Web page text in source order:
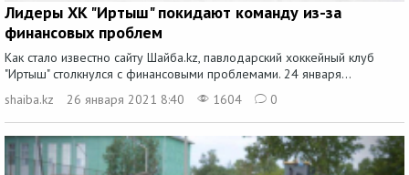
Лидеры ХК "Иртыш" покидают команду из-за
финансовых проблем
Как стало известно сайту Шайба.kz, павлодарский хоккейный клуб
"Иртыш" столкнулся с финансовыми проблемами. 24 января...
shaiba.kz
26 января 2021 8:40 1604 0